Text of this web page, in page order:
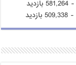
- 581,264 بازدید
- 509,338 بازدید